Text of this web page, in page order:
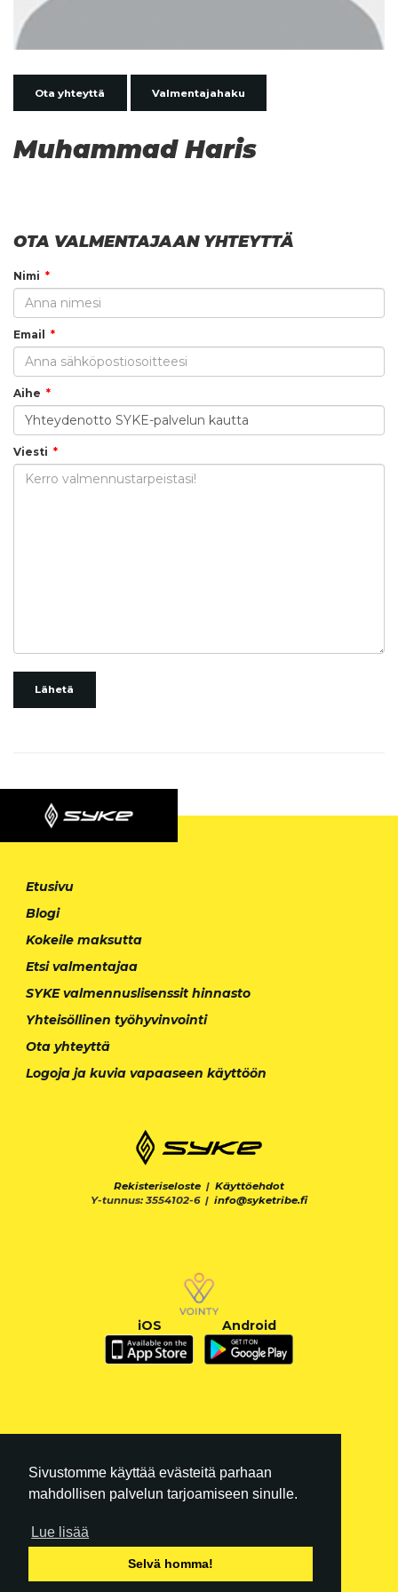
Sivustomme käyttää evästeitä parhaan
mahdollisen palvelun tarjoamiseen sinulle.
Lue lisää
Selvä homma!
Ota yhteyttä Valmentajahaku
Muhammad Haris
OTA VALMENTAJAAN YHTEYTTÄ
Nimi
Email
Aihe
Viesti
Lähetä
Etusivu
Blogi
Kokeile maksutta
Etsi valmentajaa
SYKE valmennuslisenssit hinnasto
Yhteisöllinen työhyvinvointi
Ota yhteyttä
Logoja ja kuvia vapaaseen käyttöön
Rekisteriseloste | Käyttöehdot
Y-tunnus: 3554102-6 | info@syketribe.fi
iOS Android